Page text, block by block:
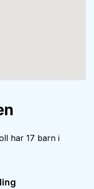
har 17 barn i